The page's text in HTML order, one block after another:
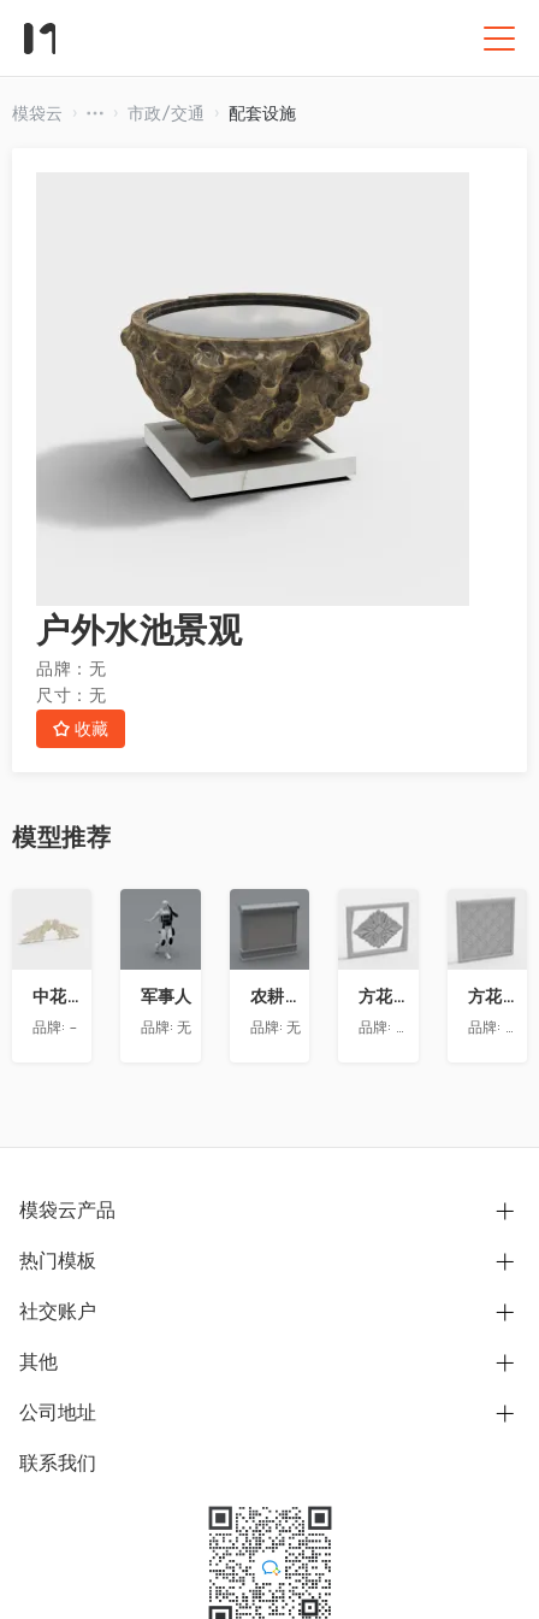
模袋云 市政/交通 配套设施
户外水池景观
品牌： 无
尺寸： 无
收藏
模型推荐
藏
中花-12
品牌: -
收
藏
军事人
品牌:无
收
农耕文化墙
品牌: 无
收
藏
方花-020
品牌:
精品材质
收
方花-055
品牌:
精品
模袋云产品
别墅设计营销
模型协同展示分享
别墅社区
别墅模板
热门模板
欧式别墅
中式别墅
日式别墅
社交账户
B站
抖音
微信公众号
其他
用户服务协议
隐私政策
公司地址
上海市浦东新区东方路1215-1217号
联系我们